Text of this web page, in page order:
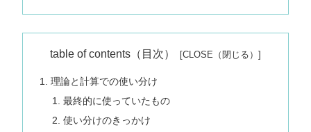
table of contents（目次）
理論と計算での使い分け
最終的に使っていたもの
使い分けのきっかけ